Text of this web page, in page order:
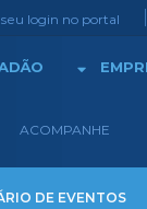
seu login no portal
ACOMPANHE
DE EVENTOS